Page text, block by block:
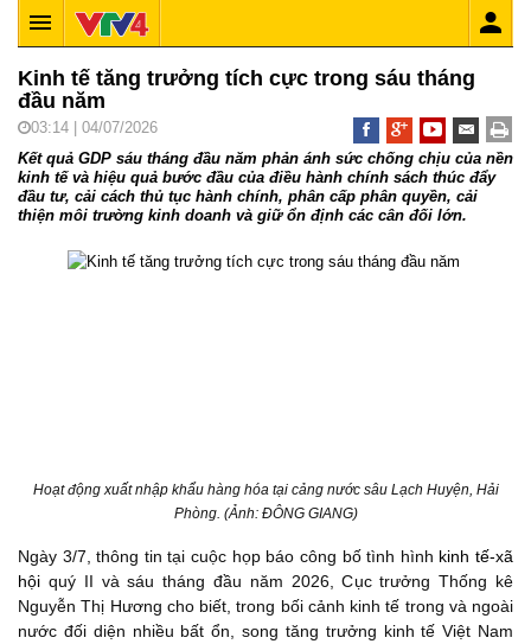
Kinh tế tăng trưởng tích cực trong sáu tháng
đầu năm
03:14 | 04/07/2026
Kết quả GDP sáu tháng đầu năm phản ánh sức chống chịu của nền
kinh tế và hiệu quả bước đầu của điều hành chính sách thúc đẩy
đầu tư, cải cách thủ tục hành chính, phân cấp phân quyền, cải
thiện môi trường kinh doanh và giữ ổn định các cân đối lớn.
Hoạt động xuất nhập khẩu hàng hóa tại cảng nước sâu Lạch Huyện, Hải
Phòng. (Ảnh: ĐÔNG GIANG)
Ngày 3/7, thông tin tại cuộc họp báo công bố tình hình kinh tế-xã
hội quý II và sáu tháng đầu năm 2026, Cục trưởng Thống kê
Nguyễn Thị Hương cho biết, trong bối cảnh kinh tế trong và ngoài
nước đối diện nhiều bất ổn, song tăng trưởng kinh tế Việt Nam